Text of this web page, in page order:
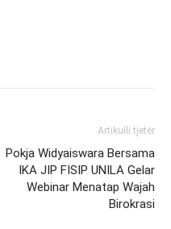
Artikulli tjetër
Pokja Widyaiswara Bersama
IKA JIP FISIP UNILA Gelar
Webinar Menatap Wajah
Birokrasi